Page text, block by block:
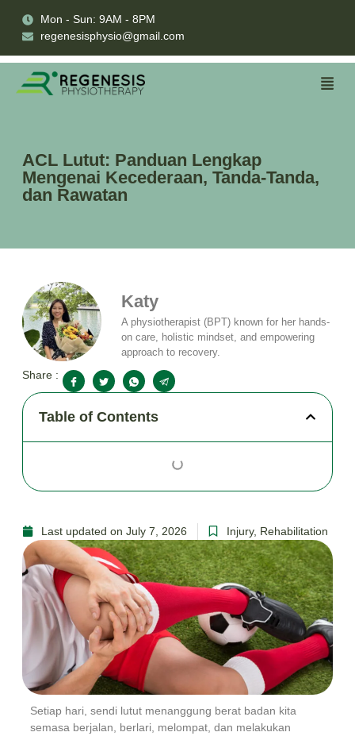
Mon - Sun: 9AM - 8PM
regenesisphysio@gmail.com
ACL Lutut: Panduan Lengkap
Mengenai Kecederaan, Tanda-Tanda,
dan Rawatan
Katy
A physiotherapist (BPT) known for her hands-
on care, holistic mindset, and empowering
approach to recovery.
Share :
Table of Contents
Last updated on July 7, 2026 Injury, Rehabilitation
Setiap hari, sendi lutut menanggung berat badan kita
semasa berjalan, berlari, melompat, dan melakukan